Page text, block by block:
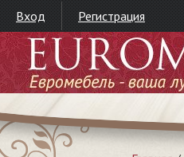
Вход Регистрация